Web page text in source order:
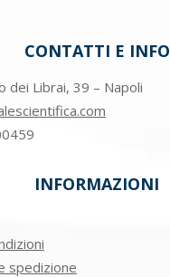
CONTATTI E INFO
dei Librai, 39 – Napoli
INFORMAZIONI
spedizione